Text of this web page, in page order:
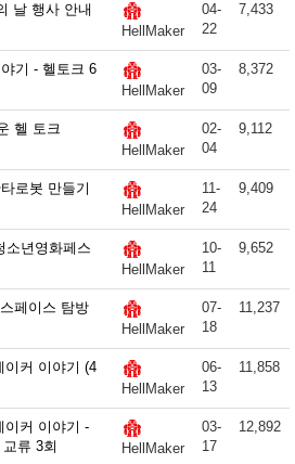
날 행사 안내
HellMaker
04-
22
7,433
기 - 헬토크 6
HellMaker
03-
09
8,372
헬 토크
HellMaker
02-
04
9,112
로봇 만들기
HellMaker
11-
24
9,409
소년영화페스
HellMaker
10-
11
9,652
페이스 탐방
HellMaker
07-
18
11,237
이커 이야기 (4
HellMaker
06-
13
11,858
이커 이야기 -
류 3회
HellMaker
03-
17
12,892